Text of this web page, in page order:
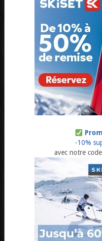
-10%
avec notre